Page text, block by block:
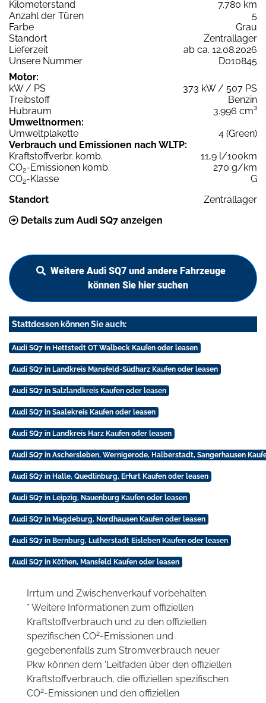
Kilometerstand
7.780 km
Anzahl der Türen
5
Farbe
Grau
Standort
Zentrallager
Lieferzeit
ab ca. 12.08.2026
Unsere Nummer
D010845
Motor:
kW / PS
373 kW / 507 PS
Treibstoff
Benzin
Hubraum
3.996 cm³
Umweltnormen:
Umweltplakette
4 (Green)
Verbrauch und Emissionen nach WLTP:
Kraftstoffverbr. komb.
11,9 l/100km
CO2-Emissionen komb.
270 g/km
CO2-Klasse
G
Standort
Zentrallager
Details zum Audi SQ7 anzeigen
Weitere Audi SQ7 und andere Fahrzeuge
können Sie hier suchen
Stattdessen können Sie auch:
Audi SQ7 in Hettstedt OT Walbeck Kaufen oder leasen
Audi SQ7 in Landkreis Mansfeld-Südharz Kaufen oder leasen
Audi SQ7 in Salzlandkreis Kaufen oder leasen
Audi SQ7 in Saalekreis Kaufen oder leasen
Audi SQ7 in Landkreis Harz Kaufen oder leasen
Audi SQ7 in Aschersleben, Wernigerode, Halberstadt, Sangerhausen
Audi SQ7 in Halle, Quedlinburg, Erfurt Kaufen oder leasen
Audi SQ7 in Leipzig, Nauenburg Kaufen oder leasen
Audi SQ7 in Magdeburg, Nordhausen Kaufen oder leasen
Audi SQ7 in Bernburg, Lutherstadt Eisleben Kaufen oder leasen
Audi SQ7 in Köthen, Mansfeld Kaufen oder leasen
Irrtum und Zwischenverkauf vorbehalten.
* Weitere Informationen zum offiziellen
Kraftstoffverbrauch und zu den offiziellen
spezifischen CO2-Emissionen und
gegebenenfalls zum Stromverbrauch neuer
Pkw können dem 'Leitfaden über den offiziellen
Kraftstoffverbrauch, die offiziellen spezifischen
CO2-Emissionen und den offiziellen